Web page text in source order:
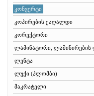
კონვერტი
კოპირების ქაღალდი
კორექტორი
ლამინატორი, ლამინირების
ლენტა
ლუქი (პლომბი)
მაკრატელი